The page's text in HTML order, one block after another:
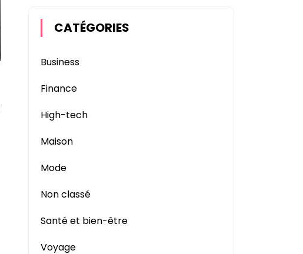
CATÉGORIES
Business
Finance
High-tech
Maison
Mode
Non classé
Santé et bien-être
Voyage